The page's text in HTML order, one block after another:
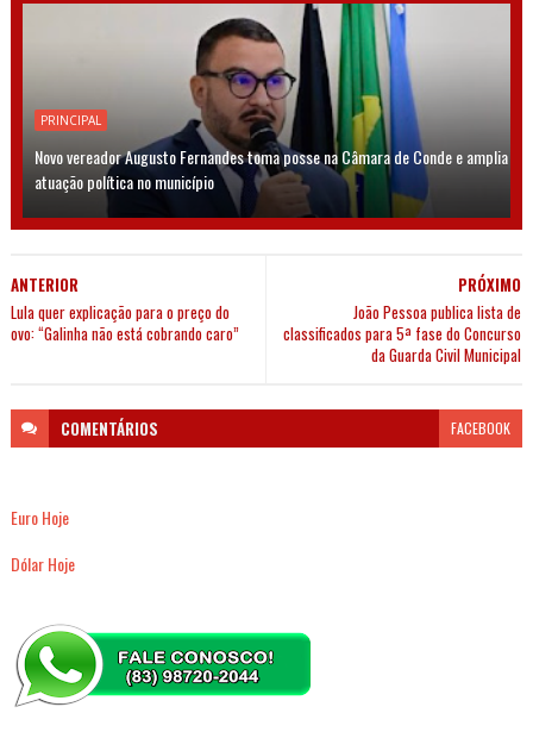
PRINCIPAL
Novo vereador Augusto Fernandes toma posse na Câmara de Conde e amplia
atuação política no município
PRÓXIMO
João Pessoa publica lista de
classificados para 5ª fase do Concurso
da Guarda Civil Municipal
ANTERIOR
Lula quer explicação para o preço do
ovo: “Galinha não está cobrando caro”
COMENTÁRIOS FACEBOOK
Euro Hoje
Dólar Hoje